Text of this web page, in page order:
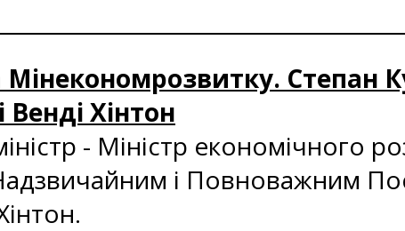
Степан
Венді Хінтон
- Міністр економічного
і Повноважним